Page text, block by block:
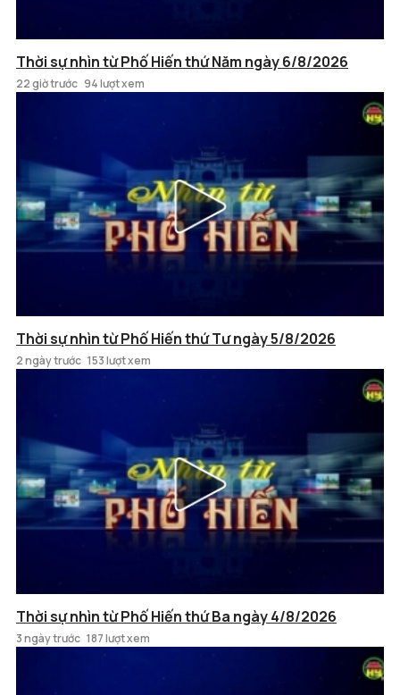
Thời sự nhìn từ Phố Hiến thứ Năm ngày 6/8/2026
22 giờ trước 94 lượt xem
Thời sự nhìn từ Phố Hiến thứ Tư ngày 5/8/2026
2 ngày trước 153 lượt xem
Thời sự nhìn từ Phố Hiến thứ Ba ngày 4/8/2026
3 ngày trước 187 lượt xem